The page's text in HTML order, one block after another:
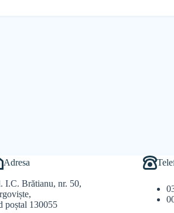
Adresa
I.C. Brătianu, nr. 50,
poștal 130055